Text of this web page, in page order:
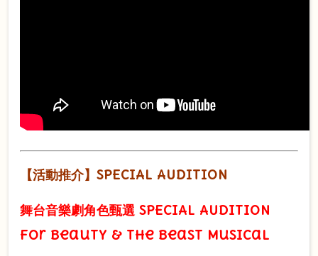
【活動推介】SPECIAL AUDITION
舞台音樂劇角色甄選 SPECIAL AUDITION
for Beauty & the Beast Musical